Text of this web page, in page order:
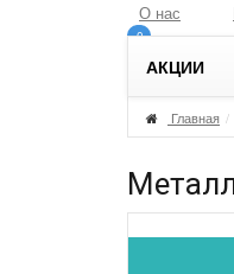
00
О нас
АКЦИИ
Главная /